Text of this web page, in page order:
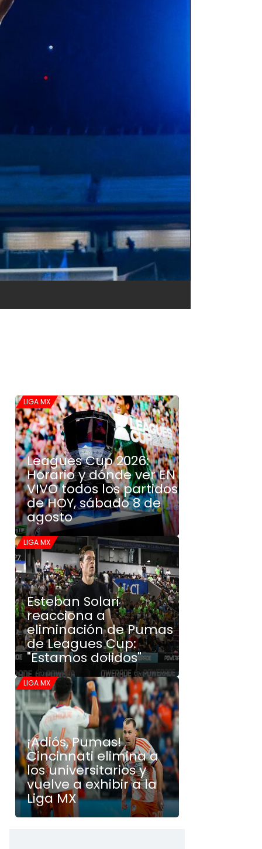
LIGA MX
Leagues Cup 2026:
Horario y dónde ver EN
VIVO todos los partidos
de HOY, sábado 8 de
agosto
LIGA MX
Esteban Solari
reacciona a
eliminación de Pumas
de Leagues Cup:
"Estamos dolidos"
LIGA MX
¡Adiós, Pumas!
Cincinnati elimina a
los universitarios y
vuelve a exhibir a la
Liga MX